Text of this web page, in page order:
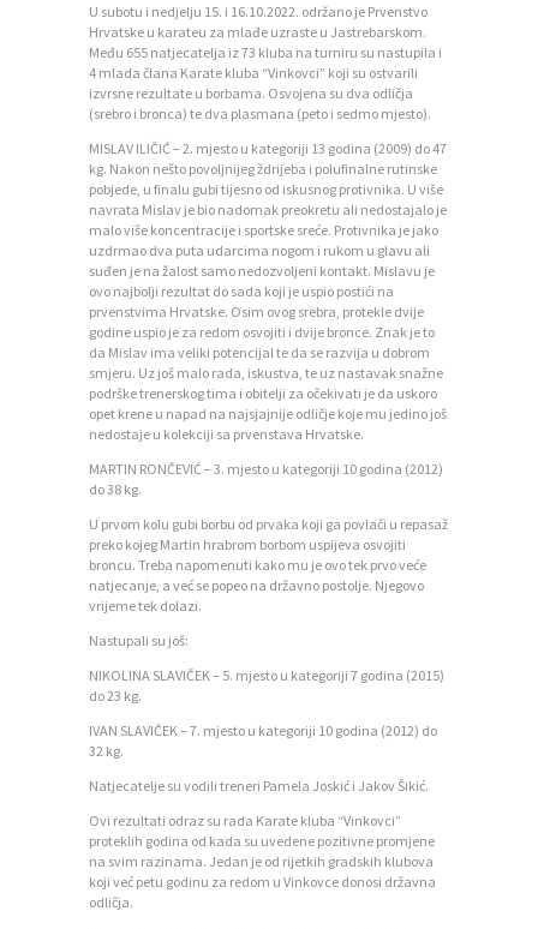
U subotu i nedjelju 15. i 16.10.2022. održano je Prvenstvo
Hrvatske u karateu za mlađe uzraste u Jastrebarskom.
Među 655 natjecatelja iz 73 kluba na turniru su nastupila i
4 mlada člana Karate kluba “Vinkovci” koji su ostvarili
izvrsne rezultate u borbama. Osvojena su dva odličja
(srebro i bronca) te dva plasmana (peto i sedmo mjesto).
MISLAV ILIČIĆ – 2. mjesto u kategoriji 13 godina (2009) do 47
kg. Nakon nešto povoljnijeg ždrijeba i polufinalne rutinske
pobjede, u finalu gubi tijesno od iskusnog protivnika. U više
navrata Mislav je bio nadomak preokretu ali nedostajalo je
malo više koncentracije i sportske sreće. Protivnika je jako
uzdrmao dva puta udarcima nogom i rukom u glavu ali
suđen je na žalost samo nedozvoljeni kontakt. Mislavu je
ovo najbolji rezultat do sada koji je uspio postići na
prvenstvima Hrvatske. Osim ovog srebra, protekle dvije
godine uspio je za redom osvojiti i dvije bronce. Znak je to
da Mislav ima veliki potencijal te da se razvija u dobrom
smjeru. Uz još malo rada, iskustva, te uz nastavak snažne
podrške trenerskog tima i obitelji za očekivati je da uskoro
opet krene u napad na najsjajnije odličje koje mu jedino još
nedostaje u kolekciji sa prvenstava Hrvatske.
MARTIN RONČEVIĆ – 3. mjesto u kategoriji 10 godina (2012)
do 38 kg.
U prvom kolu gubi borbu od prvaka koji ga povlači u repasaž
preko kojeg Martin hrabrom borbom uspijeva osvojiti
broncu. Treba napomenuti kako mu je ovo tek prvo veće
natjecanje, a već se popeo na državno postolje. Njegovo
vrijeme tek dolazi.
Nastupali su još:
NIKOLINA SLAVIČEK – 5. mjesto u kategoriji 7 godina (2015)
do 23 kg.
IVAN SLAVIČEK – 7. mjesto u kategoriji 10 godina (2012) do
32 kg.
Natjecatelje su vodili treneri Pamela Joskić i Jakov Šikić.
Ovi rezultati odraz su rada Karate kluba “Vinkovci”
proteklih godina od kada su uvedene pozitivne promjene
na svim razinama. Jedan je od rijetkih gradskih klubova
koji već petu godinu za redom u Vinkovce donosi državna
odličja.